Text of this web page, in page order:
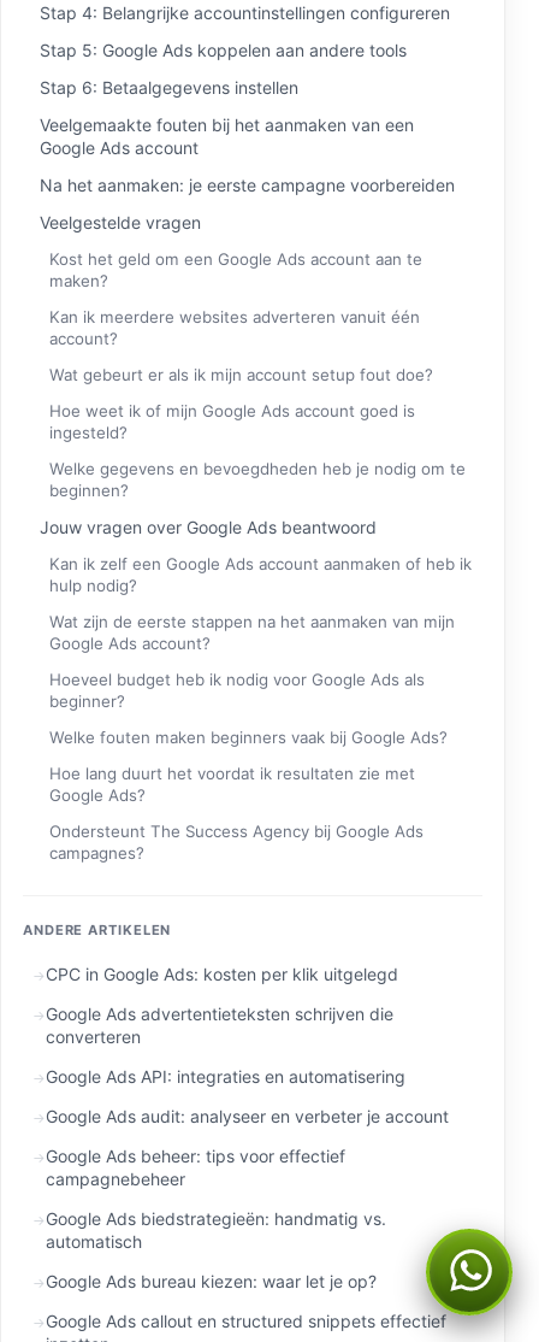
Stap 4: Belangrijke accountinstellingen configureren
Stap 5: Google Ads koppelen aan andere tools
Stap 6: Betaalgegevens instellen
Veelgemaakte fouten bij het aanmaken van een
Google Ads account
Na het aanmaken: je eerste campagne voorbereiden
Veelgestelde vragen
Kost het geld om een Google Ads account aan te
maken?
Kan ik meerdere websites adverteren vanuit één
account?
Wat gebeurt er als ik mijn account setup fout doe?
Hoe weet ik of mijn Google Ads account goed is
ingesteld?
Welke gegevens en bevoegdheden heb je nodig om te
beginnen?
Jouw vragen over Google Ads beantwoord
Kan ik zelf een Google Ads account aanmaken of heb ik
hulp nodig?
Wat zijn de eerste stappen na het aanmaken van mijn
Google Ads account?
Hoeveel budget heb ik nodig voor Google Ads als
beginner?
Welke fouten maken beginners vaak bij Google Ads?
Hoe lang duurt het voordat ik resultaten zie met
Google Ads?
Ondersteunt The Success Agency bij Google Ads
campagnes?
ANDERE ARTIKELEN
CPC in Google Ads: kosten per klik uitgelegd
Google Ads advertentieteksten schrijven die
converteren
Google Ads API: integraties en automatisering
Google Ads audit: analyseer en verbeter je account
Google Ads beheer: tips voor effectief
campagnebeheer
Google Ads biedstrategieën: handmatig vs.
automatisch
Google Ads bureau kiezen: waar let je op?
Google Ads callout en structured snippets effectief
Kan ik je ergens mee
helpen?